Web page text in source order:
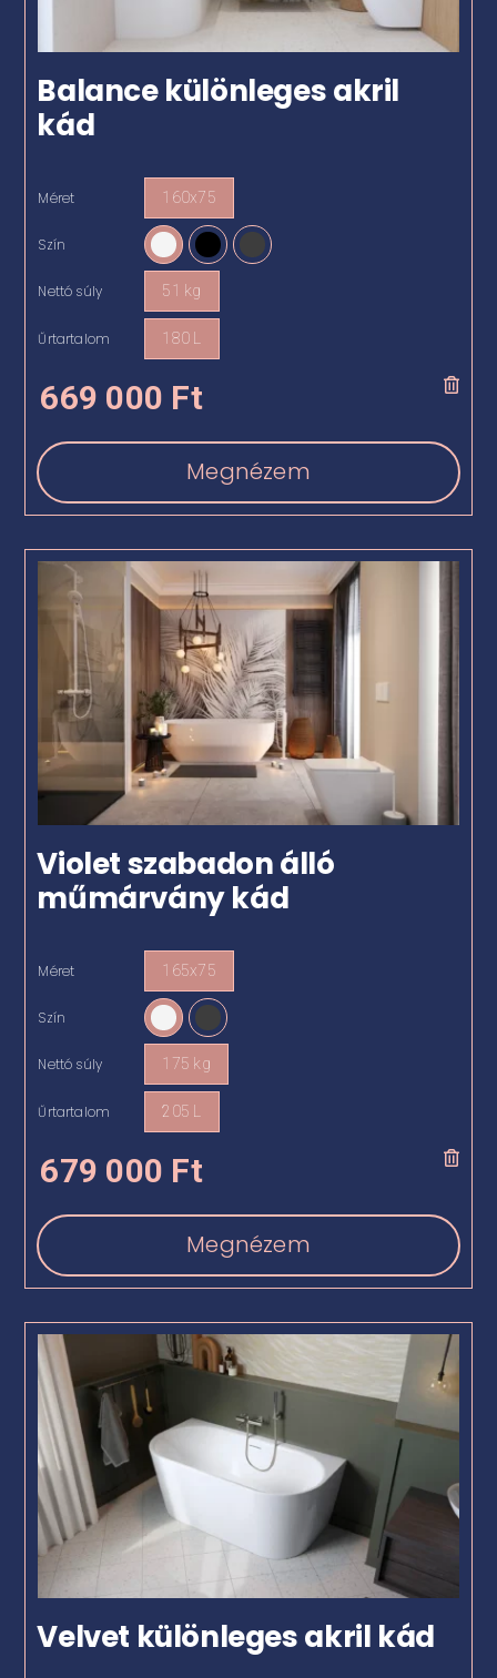
Balance különleges akril
kád
Méret 160x75
Szín
Nettó súly 51 kg
Űrtartalom 180 L
669 000 Ft
Megnézem
Violet szabadon álló
műmárvány kád
Méret 165x75
Szín
Nettó súly 175 kg
Űrtartalom 205 L
679 000 Ft
Megnézem
Velvet különleges akril kád